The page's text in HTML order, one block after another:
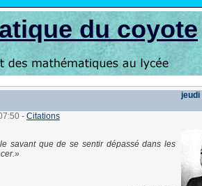
du coyote
jeudi
- Citations
savant que de se sentir dépassé dans les